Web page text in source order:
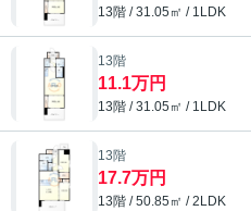
13階 / 31.05㎡ / 1LDK
13階
11.1万円
13階 / 31.05㎡ / 1LDK
13階
17.7万円
13階 / 50.85㎡ / 2LDK